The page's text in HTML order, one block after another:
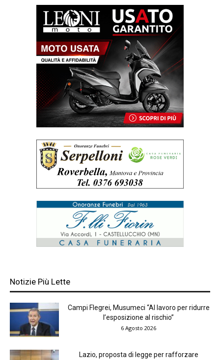
Notizie Più Lette
Campi Flegrei, Musumeci “Al lavoro per ridurre
l’esposizione al rischio”
6 Agosto 2026
Lazio, proposta di legge per rafforzare